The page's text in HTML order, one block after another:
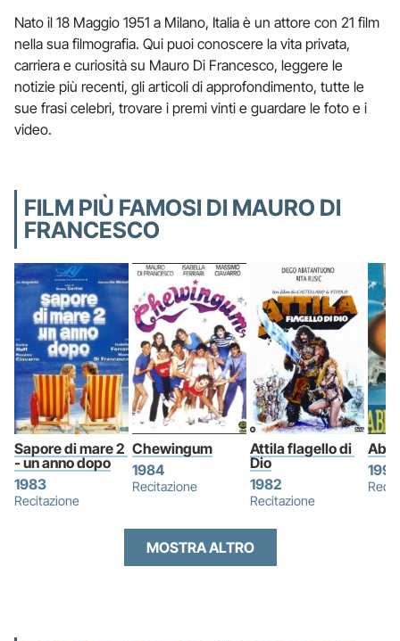
Nato il 18 Maggio 1951 a Milano, Italia è un attore con 21 film
nella sua filmografia. Qui puoi conoscere la vita privata,
carriera e curiosità su Mauro Di Francesco, leggere le
notizie più recenti, gli articoli di approfondimento, tutte le
sue frasi celebri, trovare i premi vinti e guardare le foto e i
video.
FILM PIÙ FAMOSI DI MAURO DI
FRANCESCO
Sapore di mare 2
- un anno dopo
1983
Recitazione
Chewingum
1984
Recitazione
Attila flagello di
Dio
1982
Recitazione
1991
MOSTRA ALTRO